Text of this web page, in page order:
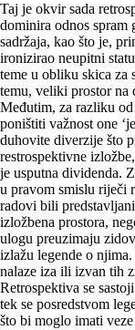
Taj je okvir sada
dominira odnos spram
sadržaja, kao što je,
ironizirao neupitni
teme u obliku skica za
temu, veliki prostor na
Međutim, za razliku
poništiti važnost one
duhovite diverzije što
restrospektivne
je usputna dividenda.
u pravom smislu riječi
radovi bili
izložbena prostora,
ulogu preuzimaju
izlažu legende o
nalaze iza ili izvan tih
Retrospektiva se
tek se posredstvom
što bi moglo imati